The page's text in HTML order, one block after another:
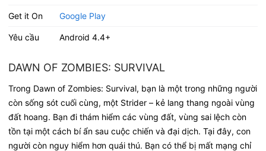
Get it On Google Play
Yêu cầu Android 4.4+
DAWN OF ZOMBIES: SURVIVAL
Trong Dawn of Zombies: Survival, bạn là một trong những người
còn sống sót cuối cùng, một Strider – kẻ lang thang ngoài vùng
đất hoang. Bạn đi thám hiểm các vùng đất, vùng sai lệch còn
tồn tại một cách bí ẩn sau cuộc chiến và đại dịch. Tại đây, con
người còn nguy hiểm hơn quái thú. Bạn có thể bị mất mạng chỉ